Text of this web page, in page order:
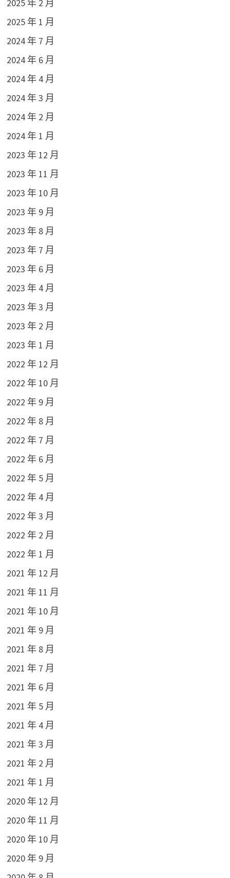
2025 年 2 月
2025 年 1 月
2024 年 7 月
2024 年 6 月
2024 年 4 月
2024 年 3 月
2024 年 2 月
2024 年 1 月
2023 年 12 月
2023 年 11 月
2023 年 10 月
2023 年 9 月
2023 年 8 月
2023 年 7 月
2023 年 6 月
2023 年 4 月
2023 年 3 月
2023 年 2 月
2023 年 1 月
2022 年 12 月
2022 年 10 月
2022 年 9 月
2022 年 8 月
2022 年 7 月
2022 年 6 月
2022 年 5 月
2022 年 4 月
2022 年 3 月
2022 年 2 月
2022 年 1 月
2021 年 12 月
2021 年 11 月
2021 年 10 月
2021 年 9 月
2021 年 8 月
2021 年 7 月
2021 年 6 月
2021 年 5 月
2021 年 4 月
2021 年 3 月
2021 年 2 月
2021 年 1 月
2020 年 12 月
2020 年 11 月
2020 年 10 月
2020 年 9 月